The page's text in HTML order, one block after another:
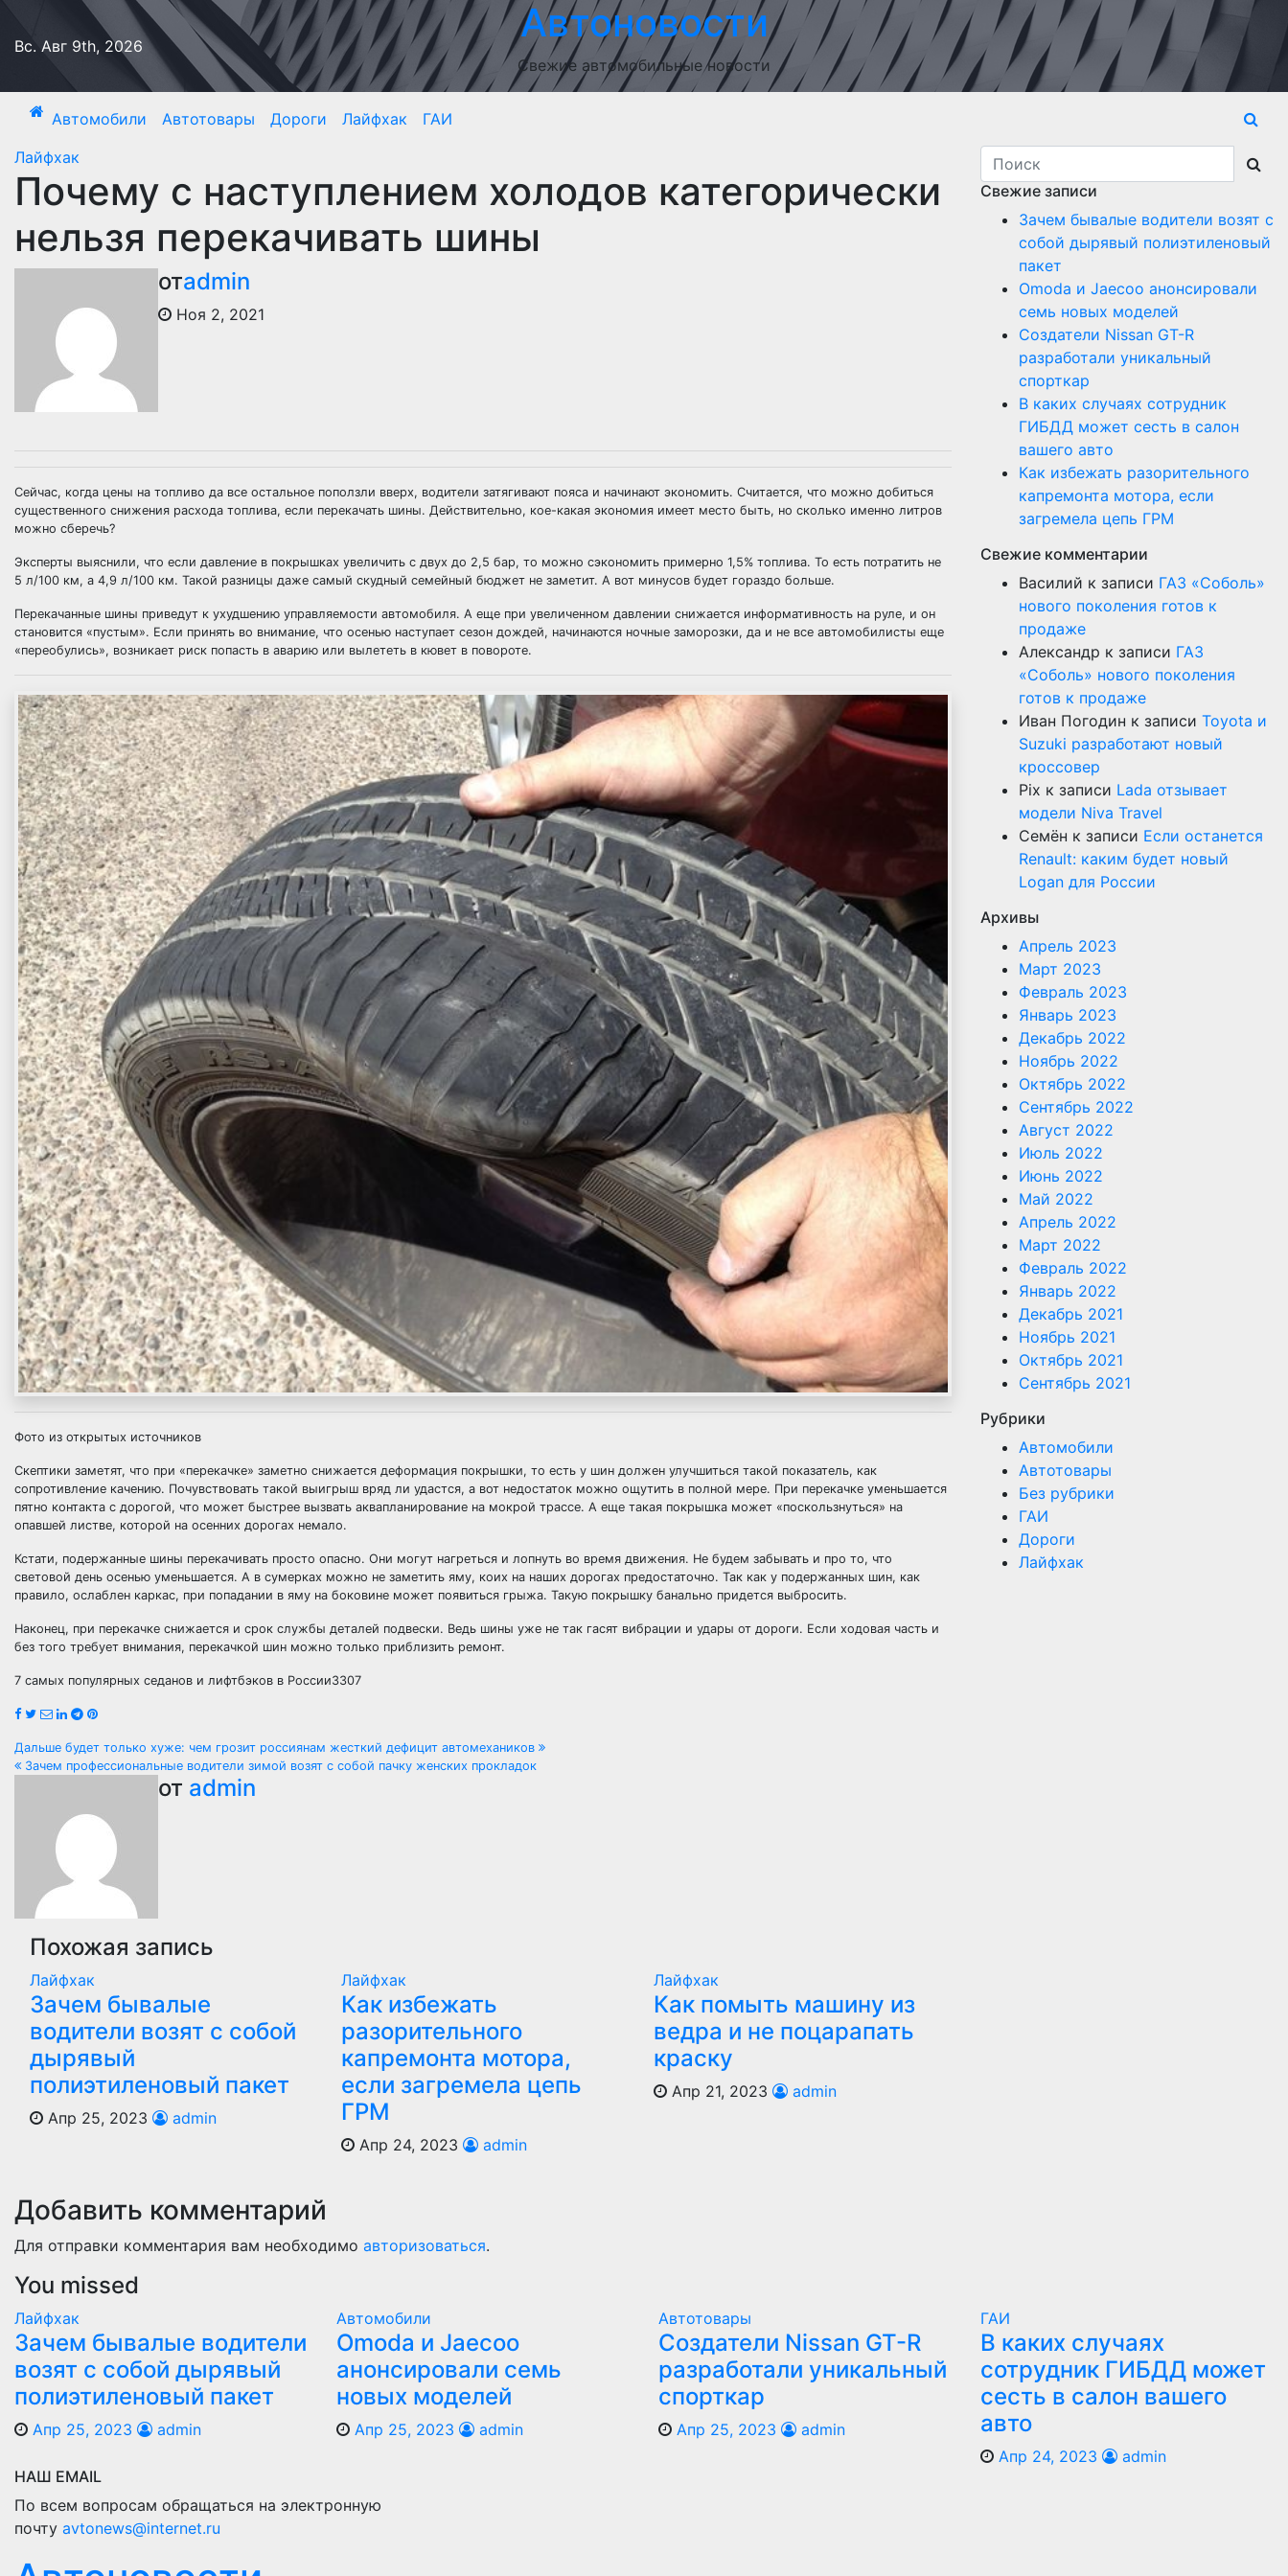
содержимому
Вс. Авг 9th, 2026 Автоновости
Свежие автомобильные новости
Автомобили Автотовары Дороги Лайфхак
ГАИ
Лайфхак
Почему с наступлением холодов категорически
нельзя перекачивать шины
отadmin
Ноя 2, 2021
Сейчас, когда цены на топливо да все остальное поползли вверх, водители затягивают пояса и начинают экономить. Считается, что можно добиться
существенного снижения расхода топлива, если перекачать шины. Действительно, кое-какая экономия имеет место быть, но сколько именно литров
можно сберечь?
Эксперты выяснили, что если давление в покрышках увеличить с двух до 2,5 бар, то можно сэкономить примерно 1,5% топлива. То есть потратить не
5 л/100 км, а 4,9 л/100 км. Такой разницы даже самый скудный семейный бюджет не заметит. А вот минусов будет гораздо больше.
Перекачанные шины приведут к ухудшению управляемости автомобиля. А еще при увеличенном давлении снижается информативность на руле, и он
становится «пустым». Если принять во внимание, что осенью наступает сезон дождей, начинаются ночные заморозки, да и не все автомобилисты еще
«переобулись», возникает риск попасть в аварию или вылететь в кювет в повороте.
Фото из открытых источников
Скептики заметят, что при «перекачке» заметно снижается деформация покрышки, то есть у шин должен улучшиться такой показатель, как
сопротивление качению. Почувствовать такой выигрыш вряд ли удастся, а вот недостаток можно ощутить в полной мере. При перекачке уменьшается
пятно контакта с дорогой, что может быстрее вызвать аквапланирование на мокрой трассе. А еще такая покрышка может «поскользнуться» на
опавшей листве, которой на осенних дорогах немало.
Кстати, подержанные шины перекачивать просто опасно. Они могут нагреться и лопнуть во время движения. Не будем забывать и про то, что
световой день осенью уменьшается. А в сумерках можно не заметить яму, коих на наших дорогах предостаточно. Так как у подержанных шин, как
правило, ослаблен каркас, при попадании в яму на боковине может появиться грыжа. Такую покрышку банально придется выбросить.
Наконец, при перекачке снижается и срок службы деталей подвески. Ведь шины уже не так гасят вибрации и удары от дороги. Если ходовая часть и
без того требует внимания, перекачкой шин можно только приблизить ремонт.
7 самых популярных седанов и лифтбэков в России3307
Навигация
записям
Дальше будет только хуже: чем грозит россиянам жесткий дефицит автомехаников
Зачем профессиональные водители зимой возят с собой пачку женских прокладок
от admin
Похожая запись
Лайфхак
Зачем бывалые
водители возят с собой
дырявый
полиэтиленовый пакет
Апр 25, 2023 admin
Лайфхак
Как избежать
разорительного
капремонта мотора,
если загремела цепь
ГРМ
Апр 24, 2023 admin
Лайфхак
Как помыть машину из
ведра и не поцарапать
краску
Апр 21, 2023 admin
Добавить комментарий
Для отправки комментария вам необходимо авторизоваться.
Свежие записи
Зачем бывалые водители возят с
собой дырявый полиэтиленовый
пакет
Оmoda и Jaecoo анонсировали
семь новых моделей
Создатели Nissan GT-R
разработали уникальный
спорткар
В каких случаях сотрудник
ГИБДД может сесть в салон
вашего авто
Как избежать разорительного
капремонта мотора, если
загремела цепь ГРМ
Свежие комментарии
Василий к записи ГАЗ «Соболь»
нового поколения готов к
продаже
Александр к записи ГАЗ
«Соболь» нового поколения
готов к продаже
Иван Погодин к записи Toyota и
Suzuki разработают новый
кроссовер
Pix к записи Lada отзывает
модели Niva Travel
Семён к записи Если останется
Renault: каким будет новый
Logan для России
Архивы
Апрель 2023
Март 2023
Февраль 2023
Январь 2023
Декабрь 2022
Ноябрь 2022
Октябрь 2022
Сентябрь 2022
Август 2022
Июль 2022
Июнь 2022
Май 2022
Апрель 2022
Март 2022
Февраль 2022
Январь 2022
Декабрь 2021
Ноябрь 2021
Октябрь 2021
Сентябрь 2021
Рубрики
Автомобили
Автотовары
Без рубрики
ГАИ
Дороги
Лайфхак
You missed
Лайфхак
Зачем бывалые водители
возят с собой дырявый
полиэтиленовый пакет
Апр 25, 2023 admin
Автомобили
Оmoda и Jaecoo
анонсировали семь
новых моделей
Апр 25, 2023 admin
Автотовары
Создатели Nissan GT-R
разработали уникальный
спорткар
Апр 25, 2023 admin
ГАИ
В каких случаях
сотрудник ГИБДД может
сесть в салон вашего
авто
Апр 24, 2023
admin
НАШ EMAIL
По всем вопросам обращаться на электронную
почту avtonews@internet.ru